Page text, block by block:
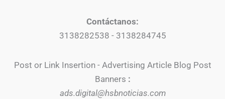
Contáctanos:
3138282538 - 3138284745
Post or Link Insertion - Advertising Article Blog Post
Banners :
ads.digital@hsbnoticias.com